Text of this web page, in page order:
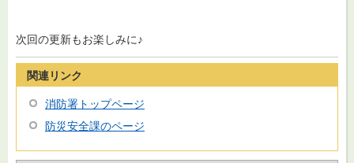
次回の更新もお楽しみに♪
関連リンク
消防署トップページ
防災安全課のページ